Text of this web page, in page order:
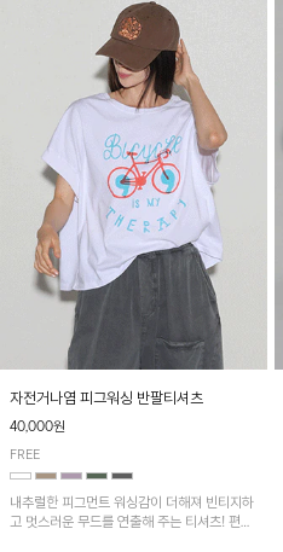
자전거나염 피그워싱 반팔티셔츠
40,000원
FREE
내추럴한 피그먼트 워싱감이 더해져 빈티지하
고 멋스러운 무드를 연출해 주는 티셔츠! 편안